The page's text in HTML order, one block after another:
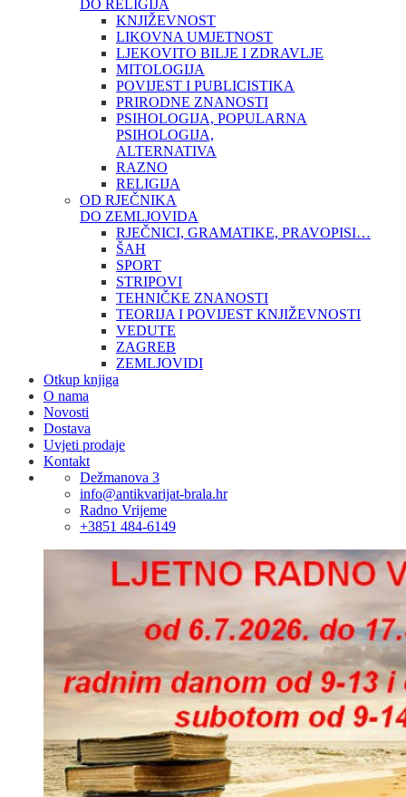
DO RELIGIJA
KNJIŽEVNOST
LIKOVNA UMJETNOST
LJEKOVITO BILJE I ZDRAVLJE
MITOLOGIJA
POVIJEST I PUBLICISTIKA
PRIRODNE ZNANOSTI
PSIHOLOGIJA, POPULARNA
PSIHOLOGIJA,
ALTERNATIVA
RAZNO
RELIGIJA
OD RJEČNIKA
DO ZEMLJOVIDA
RJEČNICI, GRAMATIKE, PRAVOPISI…
ŠAH
SPORT
STRIPOVI
TEHNIČKE ZNANOSTI
TEORIJA I POVIJEST KNJIŽEVNOSTI
VEDUTE
ZAGREB
ZEMLJOVIDI
Otkup knjiga
O nama
Novosti
Dostava
Uvjeti prodaje
Kontakt
Dežmanova 3
info@antikvarijat-brala.hr
Radno Vrijeme
+3851 484-6149